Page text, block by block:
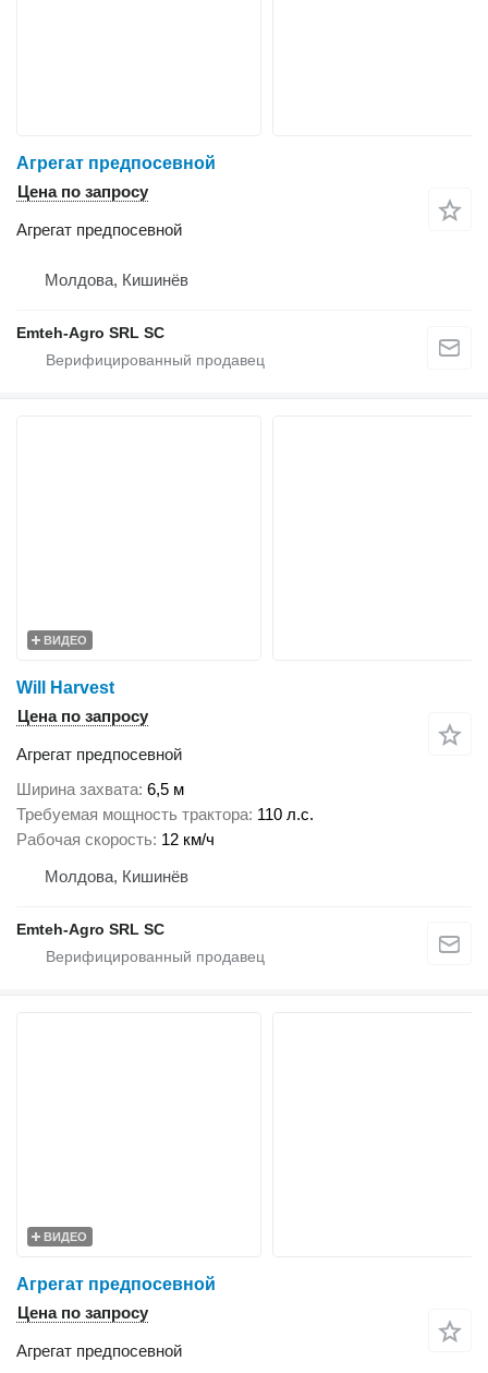
Агрегат предпосевной
Цена по запросу
Агрегат предпосевной
Молдова, Кишинёв
Emteh-Agro SRL SC
ВИДЕО
Will Harvest
Цена по запросу
Агрегат предпосевной
Ширина захвата 6,5 м
Требуемая мощность трактора 110 л.с.
Рабочая скорость 12 км/ч
Молдова, Кишинёв
Emteh-Agro SRL SC
ВИДЕО
Агрегат предпосевной
Цена по запросу
Агрегат предпосевной